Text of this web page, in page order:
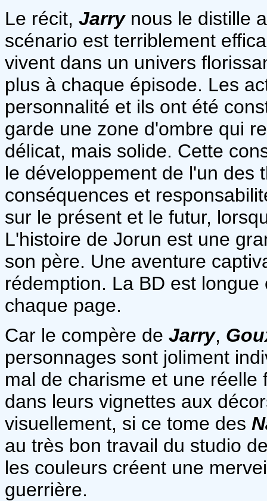
Le récit, Jarrynous le distille
scénario est terriblement
vivent dans un univers
plus à chaque épisode. Les
personnalité et ils ont été
garde une zone d'ombre qui
délicat, mais solide. Cette
le développement de l'un des
conséquences et
sur le présent et le futur,
L'histoire de Jorun est une
son père. Une aventure
rédemption. La BD est
chaque page.
Car le compère de Jarry,
personnages sont joliment
mal de charisme et une
dans leurs vignettes aux
visuellement, si ce tome des
au très bon travail du studio
les couleurs créent une
guerrière.